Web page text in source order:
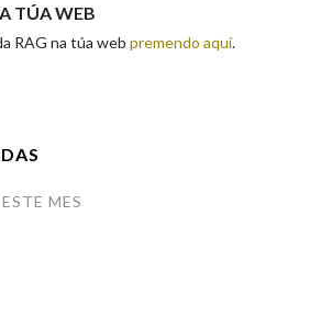
TÚA WEB
RAG na túa web premendo aquí.
ESTE MES